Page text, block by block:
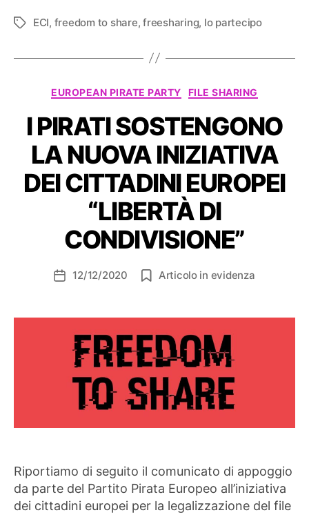
Tag ECI, freedom to share,freesharing, Io partecipo
Categorie
EUROPEAN PIRATE PARTY FILE SHARING
I PIRATI SOSTENGONO
LA NUOVA INIZIATIVA
DEI CITTADINI EUROPEI
“LIBERTÀ DI
CONDIVISIONE”
Data12/12/2020 Articolo in evidenza
Riportiamo di seguito il comunicato di appoggio
da parte del Partito Pirata Europeo all’iniziativa
dei cittadini europei per la legalizzazione del file